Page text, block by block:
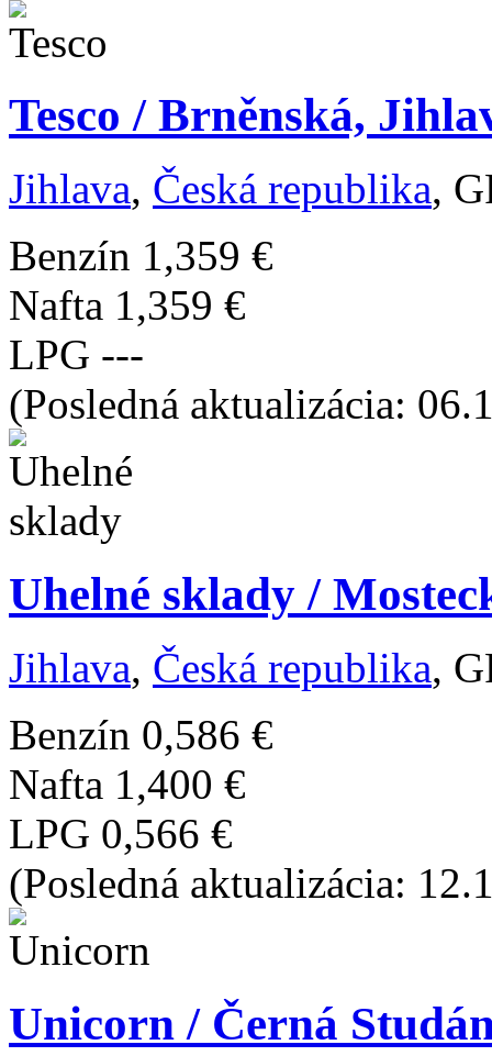
Tesco / Brněnská,
Jihlava, Česká republika,
Benzín 1,359 €
Nafta 1,359 €
LPG ---
(Posledná aktualizácia:
Uhelné sklady /
Jihlava, Česká republika,
Benzín 0,586 €
Nafta 1,400 €
LPG 0,566 €
(Posledná aktualizácia:
Unicorn / Černá